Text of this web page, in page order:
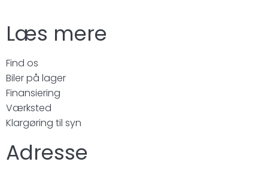
Læs mere
Find os
Biler på lager
Finansiering
Værksted
Klargøring til syn
Adresse